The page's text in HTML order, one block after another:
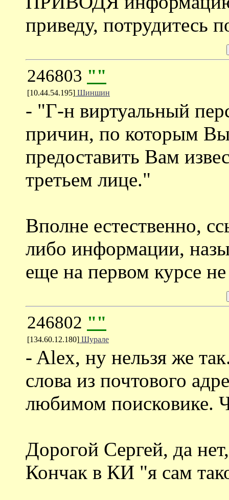
приведу, потрудитесь
246803 ""
[10.44.54.195] Шиншин
- "Г-н виртуальный
причин, по которым Вы
предоставить Вам
третьем лице."
Вполне естественно,
либо информации,
еще на первом курсе
246802 ""
[134.60.12.180] Шурале
- Alex, ну нельзя же
слова из почтового
любимом поисковике.
Дорогой Сергей, да
Кончак в КИ "я сам